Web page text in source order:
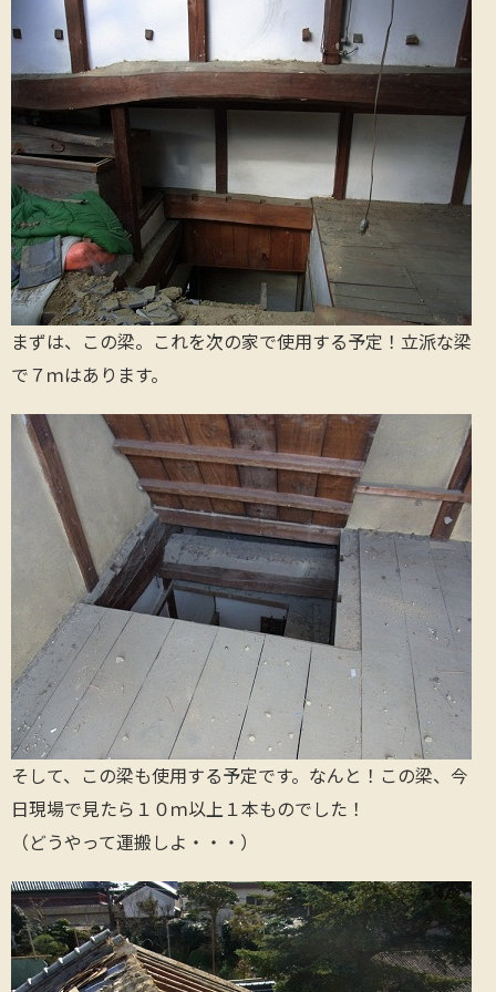
まずは、この梁。これを次の家で使用する予定！立派な梁
で７ｍはあります。
そして、この梁も使用する予定です。なんと！この梁、今
日現場で見たら１０ｍ以上１本ものでした！
（どうやって運搬しよ・・・）